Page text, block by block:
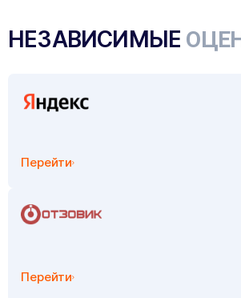
НЕЗАВИСИМЫЕ
Перейти
Перейти